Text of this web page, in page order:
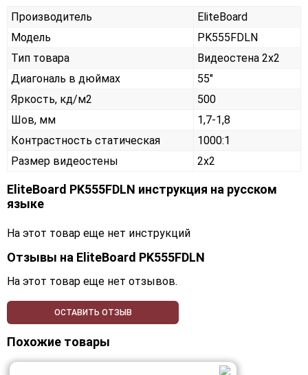
Производитель
EliteBoard
Модель
PK555FDLN
Тип товара
Видеостена 2х2
Диагональ в дюймах
55"
Яркость, кд/м2
500
Шов, мм
1,7-1,8
Контрастность статическая
1000:1
Размер видеостены
2x2
EliteBoard PK555FDLN инструкция на русском
языке
На этот товар еще нет инструкций
Отзывы на EliteBoard PK555FDLN
На этот товар еще нет отзывов.
ОСТАВИТЬ ОТЗЫВ
Похожие товары